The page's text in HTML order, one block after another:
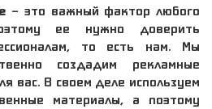
– это важный фактор любого
ее нужно доверить
то есть нам. Мы
создадим рекламные
вас. В своем деле используем
материалы, а поэтому